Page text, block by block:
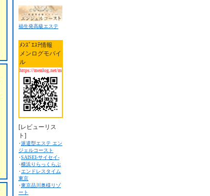
福生発高級エステ
ﾒﾝｽﾞｴｽﾃ情報
メンログモバイ
ル
https://menlog.net/m
[レビューリス
ト]
･派遣型エステ エン
ジェルコースト
･SAISEI-サイセイ-
･横浜りらっくらぶ
･エンドレスタイム
東京
･東京品川奥様リゾ
ート